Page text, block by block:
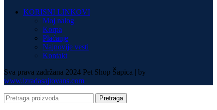
KORISNI LINKOVI
Moj nalog
Korpa
Plaćanje
Najnovije vesti
Kontakt
Sva prava zadržana 2024 Pet Shop Šapica | by
www.izradasajtovans.com
Pretraga